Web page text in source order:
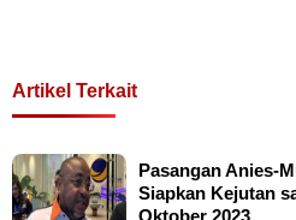
Artikel Terkait
Pasangan Anies-
Siapkan Kejutan
Oktober 2023